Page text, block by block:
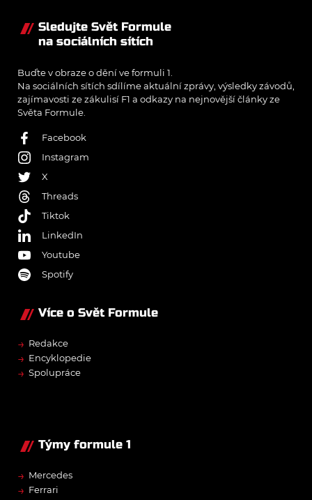
Sledujte Svět Formule
na sociálních sítích
Buďte v obraze o dění ve formuli 1.
Na sociálních sítích sdílíme aktuální zprávy, výsledky závodů,
zajímavosti ze zákulisí F1 a odkazy na nejnovější články ze
Světa Formule.
Facebook
Instagram
X
Threads
Tiktok
LinkedIn
Youtube
Spotify
Více o Svět Formule
→ Redakce
→ Encyklopedie
→ Spolupráce
Týmy formule 1
→ Mercedes
→ Ferrari